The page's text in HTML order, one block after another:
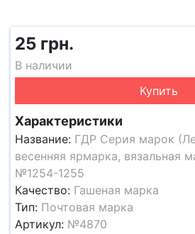
25 грн.
В наличии
Купить
Характеристики
Название: ГДР Серия марок
весенняя ярмарка, вязальная
№1254-1255
Качество: Гашеная марка
Тип: Почтовая марка
Артикул: №4870